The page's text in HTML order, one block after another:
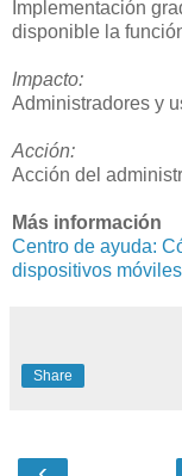
Implementación
disponible la
Impacto:
Administradores y
Acción:
Acción del
Más información
Centro de ayuda:
dispositivos
Share